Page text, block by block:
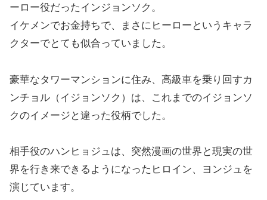
ーロー役だったインジョンソク。
イケメンでお金持ちで、まさにヒーローというキャラ
クターでとても似合っていました。
豪華なタワーマンションに住み、高級車を乗り回すカ
ンチョル（イジョンソク）は、これまでのイジョンソ
クのイメージと違った役柄でした。
相手役のハンヒョジュは、突然漫画の世界と現実の世
界を行き来できるようになったヒロイン、ヨンジュを
演じています。